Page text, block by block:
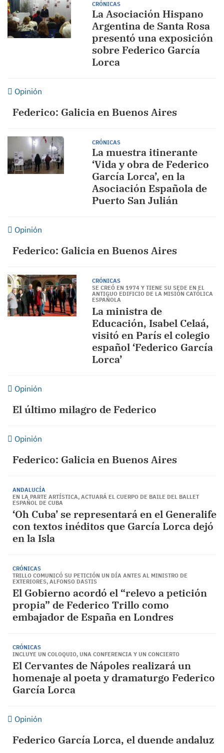
CRÓNICAS
La Asociación Hispano
Argentina de Santa Rosa
presentó una exposición
sobre Federico García
Lorca
Opinión
Federico: Galicia en Buenos Aires
CRÓNICAS
La muestra itinerante
‘Vida y obra de Federico
García Lorca’, en la
Asociación Española de
Puerto San Julián
Opinión
Federico: Galicia en Buenos Aires
CRÓNICAS
SE CREÓ EN 1974 Y TIENE SU SEDE EN EL
ANTIGUO EDIFICIO DE LA MISIÓN CATÓLICA
ESPAÑOLA
La ministra de
Educación, Isabel Celaá,
visitó en París el colegio
español ‘Federico García
Lorca’
Opinión
El último milagro de Federico
Opinión
Federico: Galicia en Buenos Aires
ANDALUCÍA
EN LA PARTE ARTÍSTICA, ACTUARÁ EL CUERPO DE BAILE DEL BALLET
ESPAÑOL DE CUBA
‘Oh Cuba’ se representará en el Generalife
con textos inéditos que García Lorca dejó
en la Isla
CRÓNICAS
TRILLO COMUNICÓ SU PETICIÓN UN DÍA ANTES AL MINISTRO DE
EXTERIORES, ALFONSO DASTIS
El Gobierno acordó el “relevo a petición
propia” de Federico Trillo como
embajador de España en Londres
CRÓNICAS
INCLUYE UN COLOQUIO, UNA CONFERENCIA Y UN CONCIERTO
El Cervantes de Nápoles realizará un
homenaje al poeta y dramaturgo Federico
García Lorca
Opinión
Federico García Lorca, el duende andaluz